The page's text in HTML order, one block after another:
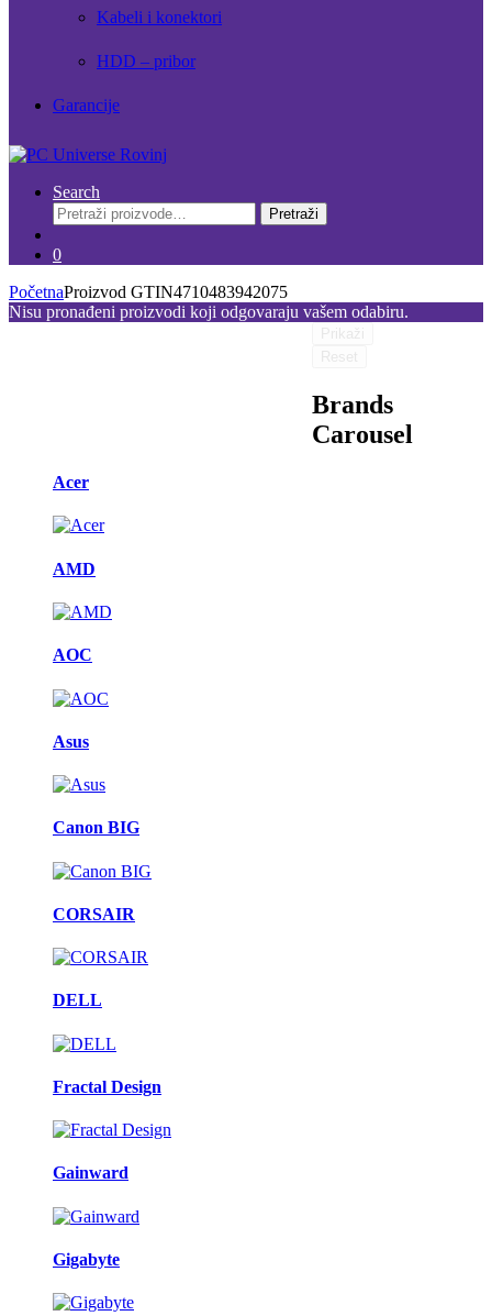
Kabeli i konektori
HDD – pribor
Garancije
Search
Pretraži:
Pretraži
0
PočetnaProizvod GTIN4710483942075
Nisu pronađeni proizvodi koji odgovaraju vašem odabiru.
Brands
Carousel
Acer
AMD
AOC
Asus
Canon BIG
CORSAIR
DELL
Fractal Design
Gainward
Gigabyte